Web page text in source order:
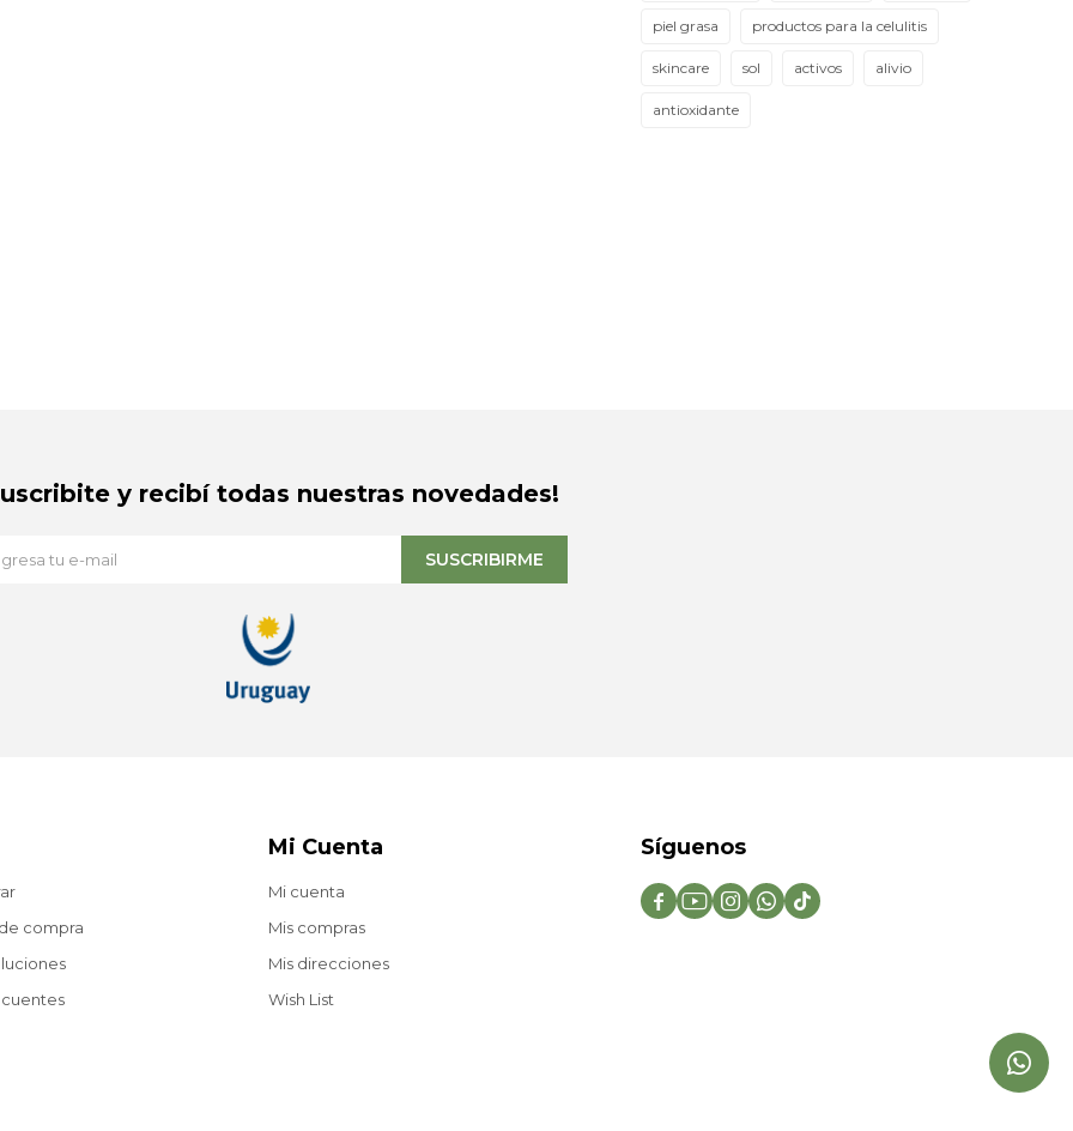
piel grasa productos para la celulitis
skincare sol activos alivio
antioxidante
compra
Mi Cuenta
Mi cuenta
Mis compras
Mis direcciones
Wish List
Síguenos
    
y recibí todas nuestras novedades!
SUSCRIBIRME